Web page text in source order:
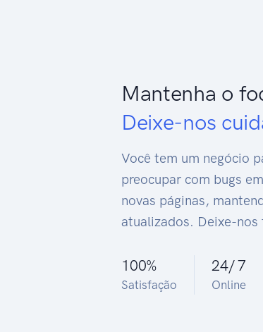
Mantenha o
Deixe-nos
Você tem um negócio
preocupar com bugs
novas páginas,
atualizados. Deixe-nos
100%
Satisfação
24/7
Online